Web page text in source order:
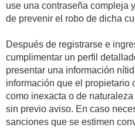
use una contraseña compleja
de prevenir el robo de dicha
Después de registrarse e
cumplimentar un perfil
presentar una información
información que el propietario
como inexacta o de
sin previo aviso. En caso
sanciones que se estimen